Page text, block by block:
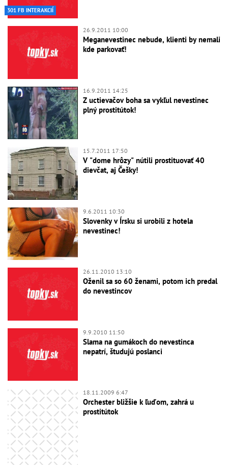
301 FB INTERAKCIÍ
26.9.2011 10:00
Meganevestinec nebude, klienti by nemali
kde parkovať!
16.9.2011 14:25
Z uctievačov boha sa vykľul nevestinec
plný prostitútok!
15.7.2011 17:50
V "dome hrôzy" nútili prostituovať 40
dievčat, aj Češky!
9.6.2011 10:30
Slovenky v Írsku si urobili z hotela
nevestinec!
26.11.2010 13:10
Oženil sa so 60 ženami, potom ich predal
do nevestincov
9.9.2010 11:50
Slama na gumákoch do nevestinca
nepatrí, študujú poslanci
18.11.2009 6:47
Orchester bližšie k ľuďom, zahrá u
prostitútok